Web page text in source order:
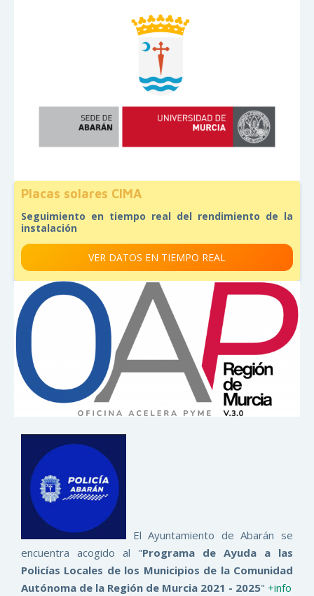
Placas solares CIMA
Seguimiento en tiempo real del rendimiento de la
instalación
VER DATOS EN TIEMPO REAL
El Ayuntamiento de Abarán se
encuentra acogido al "Programa de Ayuda a las
Policías Locales de los Municipios de la Comunidad
Autónoma de la Región de Murcia 2021 - 2025" +info